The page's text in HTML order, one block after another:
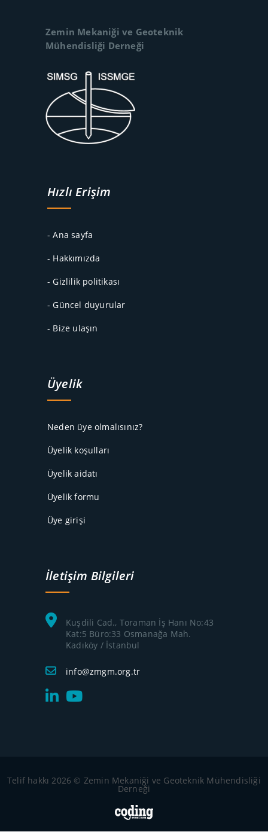
Zemin Mekaniği ve Geoteknik
Mühendisliği Derneği
Hızlı Erişim
- Ana sayfa
- Hakkımızda
- Gizlilik politikası
- Güncel duyurular
- Bize ulaşın
Üyelik
Neden üye olmalısınız?
Üyelik koşulları
Üyelik aidatı
Üyelik formu
Üye girişi
İletişim Bilgileri
Kuşdili Cad., Toraman İş Hanı No:43
Kat:5 Büro:33 Osmanağa Mah.
Kadıköy / İstanbul
info@zmgm.org.tr
Telif hakkı 2026 © Zemin Mekaniği ve Geoteknik Mühendisliği
Derneği